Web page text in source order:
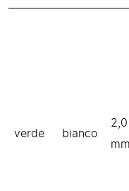
verde bianco
mm